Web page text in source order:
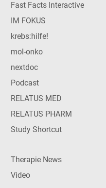
Fast Facts Interactive
IM FOKUS
krebs:hilfe!
mol-onko
nextdoc
Podcast
RELATUS MED
RELATUS PHARM
Study Shortcut
Therapie News
Video